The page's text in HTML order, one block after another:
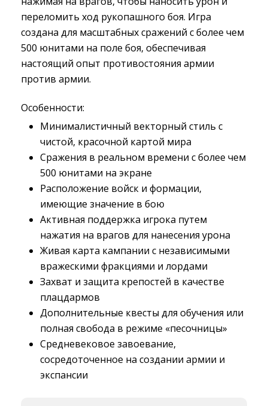
переломить ход рукопашного боя. Игра
создана для масштабных сражений с более чем
500 юнитами на поле боя, обеспечивая
настоящий опыт противостояния армии
против армии.
Особенности:
Минималистичный векторный стиль с
чистой, красочной картой мира
Сражения в реальном времени с более чем
500 юнитами на экране
Расположение войск и формации,
имеющие значение в бою
Активная поддержка игрока путем
нажатия на врагов для нанесения урона
Живая карта кампании с независимыми
вражескими фракциями и лордами
Захват и защита крепостей в качестве
плацдармов
Дополнительные квесты для обучения или
полная свобода в режиме «песочницы»
Средневековое завоевание,
сосредоточенное на создании армии и
экспансии